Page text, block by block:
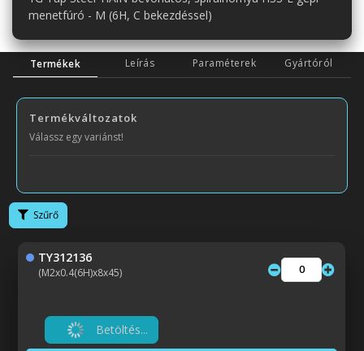
menetfúró - M (6H, C bekezdéssel)
Termékek Leírás Paraméterek Gyártóról
Termékváltozatok
Válassz egy variánst!
Szűrő
TY312136
(M2x0.4(6H)x8x45)
Betöltés...